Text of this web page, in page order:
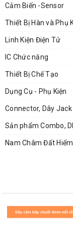
Cảm Biến -Sensor
Thiết Bị Hàn và Phụ
Linh Kiện Điện Tử
IC Chức năng
Thiết Bị Chế Tạo
Dụng Cụ - Phụ Kiện
Connector, Dây Jack
Sản phẩm Combo,
Nam Châm Đất Hiếm